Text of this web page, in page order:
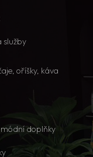
služby
oříšky, káva
doplňky